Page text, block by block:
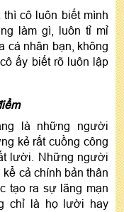
cô luôn biết mình
làm gì, luôn tỉ mỉ
cá nhân bạn, không
ấy biết rõ luôn lập
là những người
kẻ rất cuồng công
lười. Những người
cả chính bản thân
tạo ra sự lãng mạn
chỉ là họ lười hay